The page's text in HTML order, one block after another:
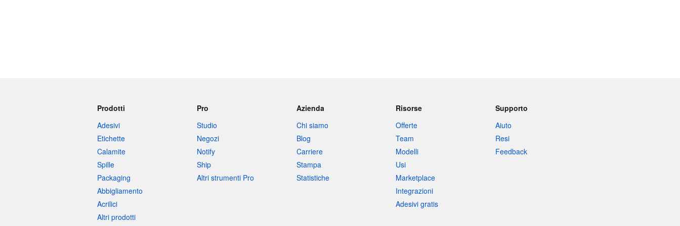
Prodotti
Adesivi
Etichette
Calamite
Spille
Packaging
Abbigliamento
Acrilici
Altri prodotti
Pro
Studio
Negozi
Notify
Ship
Altri strumenti Pro
Azienda
Chi siamo
Blog
Carriere
Stampa
Statistiche
Risorse
Offerte
Team
Modelli
Usi
Marketplace
Integrazioni
Adesivi gratis
Supporto
Aiuto
Resi
Feedback